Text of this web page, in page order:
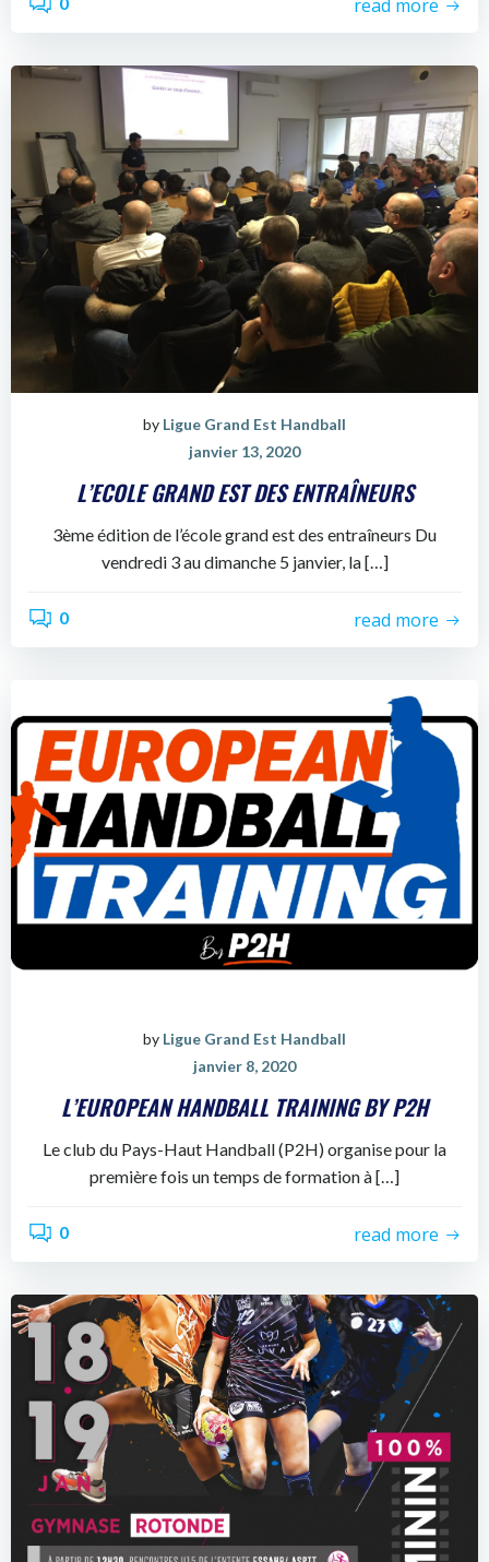
read more
by Ligue Grand Est Handball
janvier 13, 2020
L’ECOLE GRAND EST DES ENTRAÎNEURS
3ème édition de l’école grand est des entraîneurs Du
vendredi 3 au dimanche 5 janvier, la […]
0 read more
by Ligue Grand Est Handball
janvier 8, 2020
L’EUROPEAN HANDBALL TRAINING BY P2H
Le club du Pays-Haut Handball (P2H) organise pour la
première fois un temps de formation à […]
0 read more